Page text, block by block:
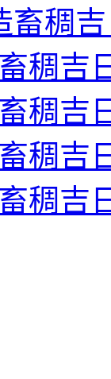
畜稠
稠吉
稠吉
稠吉
稠吉